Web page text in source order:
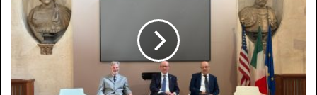
PROTAGONISTA
NEL
NUOVO
PALINSESTO
ALMA